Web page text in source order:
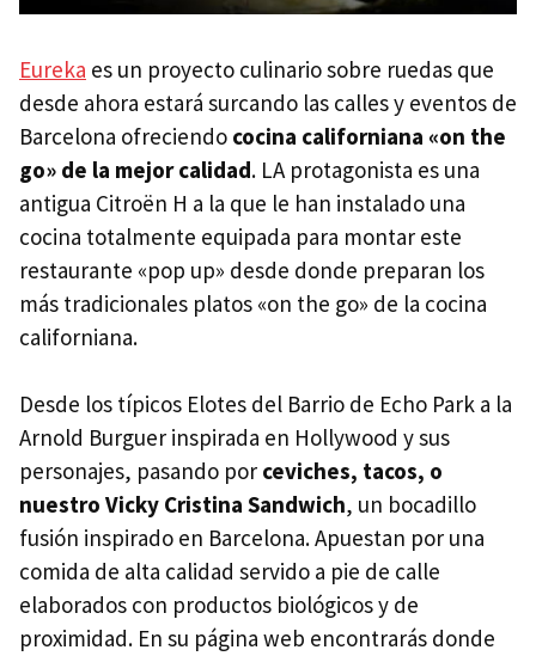
Eureka es un proyecto culinario sobre ruedas que
desde ahora estará surcando las calles y eventos de
Barcelona ofreciendo cocina californiana «on the
go» de la mejor calidad. LA protagonista es una
antigua Citroën H a la que le han instalado una
cocina totalmente equipada para montar este
restaurante «pop up» desde donde preparan los
más tradicionales platos «on the go» de la cocina
californiana.
Desde los típicos Elotes del Barrio de Echo Park a la
Arnold Burguer inspirada en Hollywood y sus
personajes, pasando por ceviches, tacos, o
nuestro Vicky Cristina Sandwich, un bocadillo
fusión inspirado en Barcelona. Apuestan por una
comida de alta calidad servido a pie de calle
elaborados con productos biológicos y de
proximidad. En su página web encontrarás donde